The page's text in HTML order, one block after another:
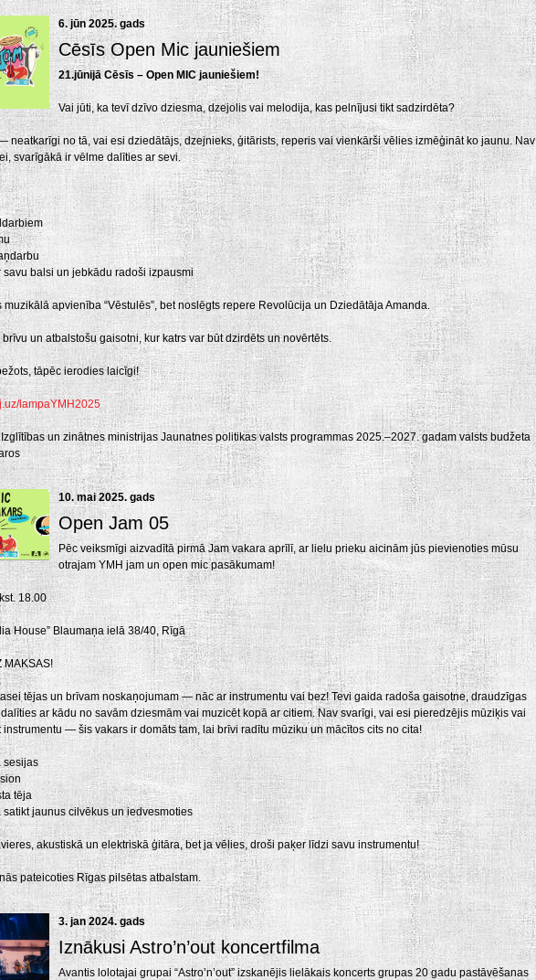
6. jūn 2025. gads
Cēsīs Open Mic jauniešiem
21.jūnijā Cēsīs – Open MIC jauniešiem!
Vai jūti, ka tevī dzīvo dziesma, dzejolis vai melodija, kas pelnījusi tikt sadzirdēta?
neatkarīgi no tā, vai esi dziedātājs, dzejnieks, ģitārists, reperis vai vienkārši vēlies izmēģināt ko jaunu. Nav
svarīgākā ir vēlme dalīties ar sevi.
savu balsi un jebkādu radoši izpausmi
muzikālā apvienība “Vēstulēs”, bet noslēgts repere Revolūcija un Dziedātāja Amanda.
un atbalstošu gaisotni, kur katrs var būt dzirdēts un novērtēts.
tāpēc ierodies laicīgi!
lampaYMH2025
un zinātnes ministrijas Jaunatnes politikas valsts programmas 2025.–2027. gadam valsts budžeta
10. mai 2025. gads
Open Jam 05
Pēc veiksmīgi aizvadītā pirmā Jam vakara aprīlī, ar lielu prieku aicinām jūs pievienoties mūsu
otrajam YMH jam un open mic pasākumam!
18.00
House” Blaumaņa ielā 38/40, Rīgā
MAKSAS!
tējas un brīvam noskaņojumam — nāc ar instrumentu vai bez! Tevi gaida radoša gaisotne, draudzīgas
ar kādu no savām dziesmām vai muzicēt kopā ar citiem. Nav svarīgi, vai esi pieredzējis mūziķis vai
instrumentu — šis vakars ir domāts tam, lai brīvi radītu mūziku un mācītos cits no cita!
sesijas
tēja
jaunus cilvēkus un iedvesmoties
akustiskā un elektriskā ģitāra, bet ja vēlies, droši paķer līdzi savu instrumentu!
pateicoties Rīgas pilsētas atbalstam.
3. jan 2024. gads
Iznākusi Astro’n’out koncertfilma
Avantis lolotajai grupai “Astro’n’out” izskanējis lielākais koncerts grupas 20 gadu pastāvēšanas